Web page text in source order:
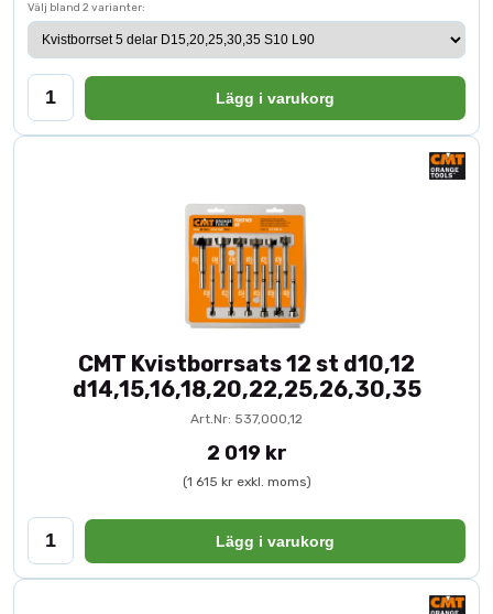
Välj bland 2 varianter:
Lägg i varukorg
CMT Kvistborrsats 12 st d10,12
d14,15,16,18,20,22,25,26,30,35
Art.Nr: 537,000,12
2 019 kr
(1 615 kr exkl. moms)
Lägg i varukorg